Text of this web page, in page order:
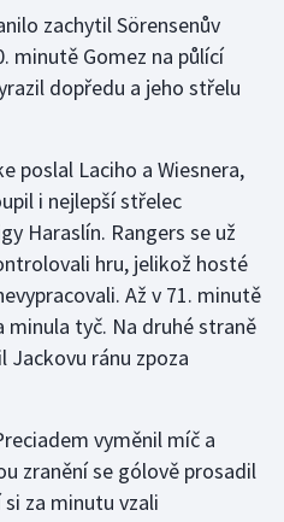
zachytil Sörensenův
minutě Gomez na půlící
dopředu a jeho střelu
poslal Laciho a Wiesnera,
i nejlepší střelec
Haraslín. Rangers se už
hru, jelikož hosté
Až v 71. minutě
minula tyč. Na druhé straně
Jackovu ránu zpoza
vyměnil míč a
zranění se gólově prosadil
za minutu vzali